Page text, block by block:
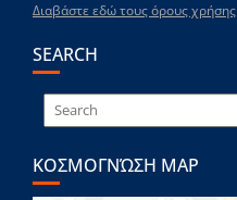
Διαβάστε εδώ τους όρους χρήσης
SEARCH
ΚΟΣΜΟΓΝΏΣΗ MAP